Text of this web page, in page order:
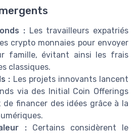
: Les travailleurs expatriés
crypto monnaies pour envoyer
famille, évitant ainsi les frais
classiques.
: Les projets innovants lancent
via des Initial Coin Offerings
de financer des idées grâce à la
:Certains considèrent le